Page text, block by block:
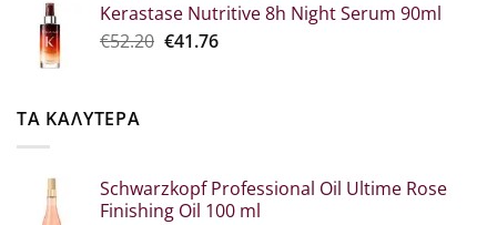
€26.00.είναι:
€20.80.
Kerastase Nutritive 8h Night Serum 90ml
€52.20 Original
€41.76Η
ΤΑ ΚΑΛΥΤΕΡΑ
Schwarzkopf Professional Oil Ultime Rose
Finishing Oil 100 ml